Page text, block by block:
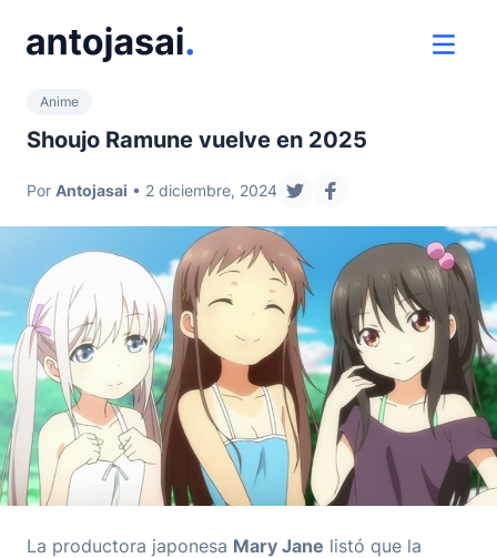
ver
Anime
Shoujo Ramune vuelve en 2025
Por Antojasai • 2 diciembre, 2024
compartir en twitter
compartir en
La productora japonesa Mary Jane listó que la